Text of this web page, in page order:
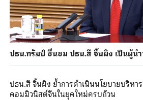
ปธน.ทรัมป์ ชื่นชม ปธน.สี จิ้นผิง เป็นผู้น
ปธน.สี จิ้นผิง ย้ำการดำเนินนโยบายบริหา
คอมมิวนิสต์จีนในยุคใหม่ครบถ้วน